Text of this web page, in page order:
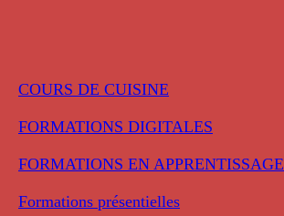
COURS DE CUISINE
FORMATIONS DIGITALES
FORMATIONS EN APPRENTISSAGE
Formations présentielles